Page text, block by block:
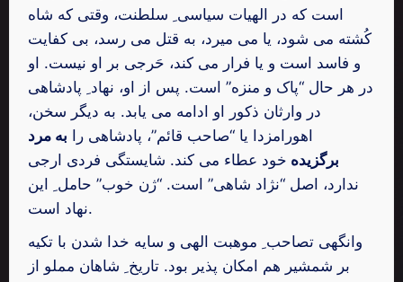
است که در الهیات سیاسی ِ سلطنت، وقتی که شاه
کُشته می شود، یا می میرد، به قتل می رسد، بی کفایت
و فاسد است و یا فرار می کند، حَرجی بر او نیست. او
در هر حال “پاک و منزه” است. پس از او، نهاد ِ پادشاهی
در وارثان ذکور او ادامه می یابد. به دیگر سخن،
اهورامزدا یا “صاحب قائم”، پادشاهی را به مرد
برگزیده خود عطاء می کند. شایستگی فردی ارجی
ندارد، اصل “نژاد شاهی” است. “ژن خوب” حامل ِ این
نهاد است.
وانگهی تصاحب ِ موهبت الهی و سایه خدا شدن با تکیه
بر شمشیر هم امکان پذیر بود. تاریخ ِ شاهان مملو از